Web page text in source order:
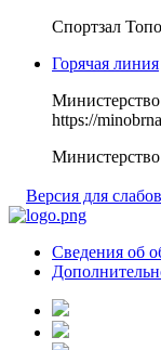
Спортзал
Горячая линия
https://
Версия для
Сведения об